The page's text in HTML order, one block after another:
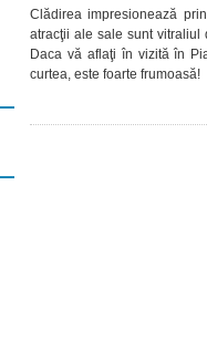
Clădirea impresionează
atracţii ale sale sunt vitraliul
Daca vă aflaţi în vizită în
curtea, este foarte frumoasă!